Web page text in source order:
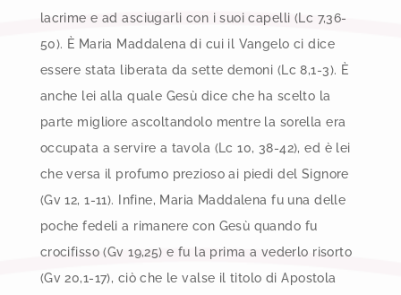
lacrime e ad asciugarli con i suoi capelli (Lc 7,36-
50). È Maria Maddalena di cui il Vangelo ci dice
essere stata liberata da sette demoni (Lc 8,1-3). È
anche lei alla quale Gesù dice che ha scelto la
parte migliore ascoltandolo mentre la sorella era
occupata a servire a tavola (Lc 10, 38-42), ed è lei
che versa il profumo prezioso ai piedi del Signore
(Gv 12, 1-11). Infine, Maria Maddalena fu una delle
poche fedeli a rimanere con Gesù quando fu
crocifisso (Gv 19,25) e fu la prima a vederlo risorto
(Gv 20,1-17), ciò che le valse il titolo di Apostola